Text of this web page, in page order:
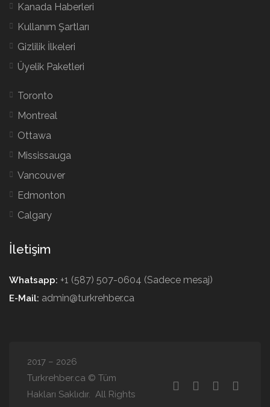
Kanada Haberleri
Kullanım Şartları
Gizlilik İlkeleri
Üyelik Paketleri
Toronto
Montreal
Ottawa
Mississauga
Vancouver
Edmonton
Calgary
İletişim
Whatsapp: +1 (587) 507-0604 (Sadece mesaj)
E-Mail: admin@turkrehber.ca
2017 – 2026
Turkrehber.ca © Tüm
Hakları Saklıdır. All Rights